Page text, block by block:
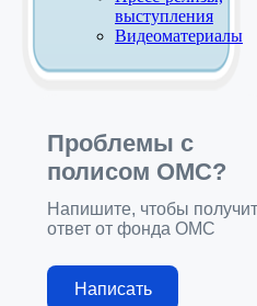
выступления
Видеоматериалы
Проблемы с
полисом ОМС?
Напишите, чтобы
ответ от фонда ОМС
Написать